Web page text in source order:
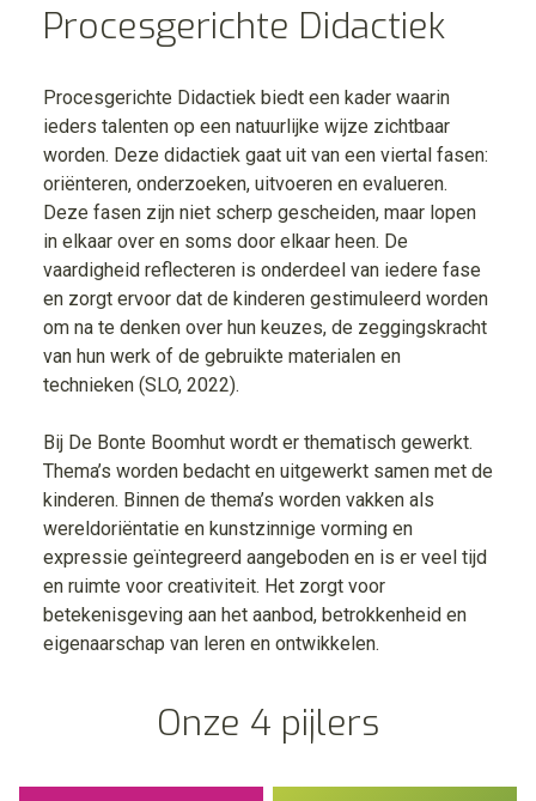
Procesgerichte Didactiek
Procesgerichte Didactiek biedt een kader waarin
ieders talenten op een natuurlijke wijze zichtbaar
worden. Deze didactiek gaat uit van een viertal fasen:
oriënteren, onderzoeken, uitvoeren en evalueren.
Deze fasen zijn niet scherp gescheiden, maar lopen
in elkaar over en soms door elkaar heen. De
vaardigheid reflecteren is onderdeel van iedere fase
en zorgt ervoor dat de kinderen gestimuleerd worden
om na te denken over hun keuzes, de zeggingskracht
van hun werk of de gebruikte materialen en
technieken (SLO, 2022).
Bij De Bonte Boomhut wordt er thematisch gewerkt.
Thema’s worden bedacht en uitgewerkt samen met de
kinderen. Binnen de thema’s worden vakken als
wereldoriëntatie en kunstzinnige vorming en
expressie geïntegreerd aangeboden en is er veel tijd
en ruimte voor creativiteit. Het zorgt voor
betekenisgeving aan het aanbod, betrokkenheid en
eigenaarschap van leren en ontwikkelen.
Onze 4 pijlers